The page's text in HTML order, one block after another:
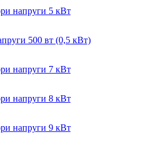
напруги 5 кВт
500 вт (0,5 кВт)
напруги 7 кВт
напруги 8 кВт
напруги 9 кВт